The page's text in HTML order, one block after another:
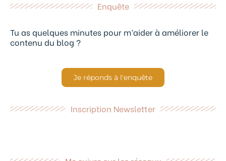
Enquête
Tu as quelques minutes pour m’aider à améliorer le
contenu du blog ?
Je réponds à l'enquête
Inscription Newsletter